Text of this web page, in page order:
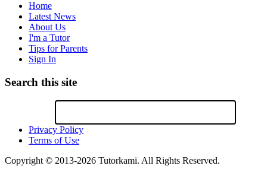
Home
Latest News
About Us
I'm a Tutor
Tips for Parents
Sign In
Search this site
Privacy Policy
Terms of Use
Copyright © 2013-2026 Tutorkami. All Rights Reserved.